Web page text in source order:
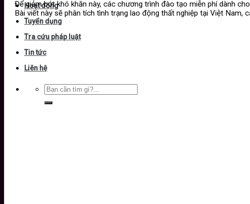
Hoạt động
Tuyển dụng
Tra cứu pháp luật
Tin tức
Liên hệ
Để giảm bớt khó khăn này, các chương trình đào tạo miễn phí dành
Bài viết này sẽ phân tích tình trạng lao động thất nghiệp tại Việt